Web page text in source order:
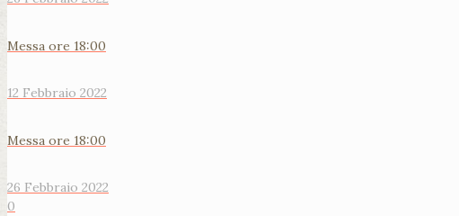
Messa ore 18:00
12 Febbraio 2022
Messa ore 18:00
26 Febbraio 2022
0